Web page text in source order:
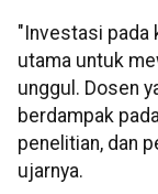
"Investasi pada
utama untuk
unggul. Dosen
berdampak
penelitian, dan
ujarnya.